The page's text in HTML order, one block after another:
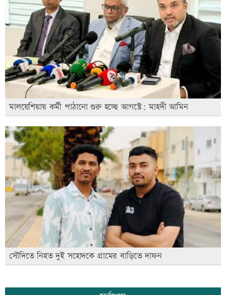
মালয়েশিয়ায় কর্মী পাঠানো শুরু হচ্ছে আগস্টে: মাহদী আমিন
সৌদিতে নিহত দুই সহোদকে গ্রামের বাড়িতে দাফন